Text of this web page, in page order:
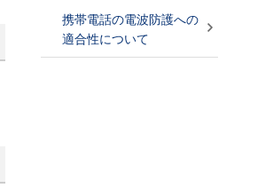
携帯電話の電波防護への
適合性について